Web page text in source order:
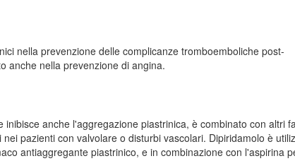
nella prevenzione delle complicanze tromboemboliche post-
anche nella prevenzione di angina.
anche l'aggregazione piastrinica, è combinato con altri
pazienti con valvolare o disturbi vascolari. Dipiridamolo è
antiaggregante piastrinico, e in combinazione con l'aspirina